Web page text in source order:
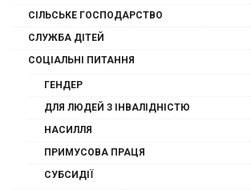
СІЛЬСЬКЕ ГОСПОДАРСТВО
СЛУЖБА ДІТЕЙ
СОЦІАЛЬНІ ПИТАННЯ
ГЕНДЕР
ДЛЯ ЛЮДЕЙ З ІНВАЛІДНІСТЮ
НАСИЛЛЯ
ПРИМУСОВА ПРАЦЯ
СУБСИДІЇ